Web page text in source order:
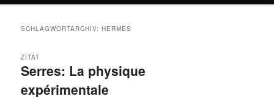
SCHLAGWORTARCHIV:HERMÈS
Serres: La physique
expérimentale
ZITAT